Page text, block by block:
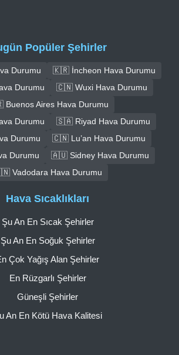
Popüler Şehirler
Durumu
🇰🇷 İncheon Hava Durumu
Durumu
🇨🇳 Wuxi Hava Durumu
Aires Hava Durumu
Durumu
🇸🇦 Riyad Hava Durumu
Durumu
🇨🇳 Lu’an Hava Durumu
Durumu
🇦🇺 Sidney Hava Durumu
Vadodara Hava Durumu
Hava Sıcaklıkları
Şu An En Sıcak Şehirler
Şu An En Soğuk Şehirler
Çok Yağış Alan Şehirler
En Rüzgarlı Şehirler
Güneşli Şehirler
An En Kötü Hava Kalitesi